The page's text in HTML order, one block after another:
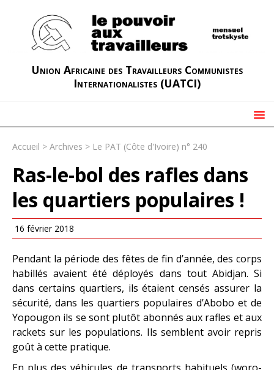
Union Africaine des Travailleurs Communistes
Internationalistes (UATCI)
Accueil > Archives > Le PAT (Côte d'Ivoire) n° 240
Ras-le-bol des rafles dans
les quartiers populaires !
16 février 2018
Pendant la période des fêtes de fin d’année, des corps
habillés avaient été déployés dans tout Abidjan. Si
dans certains quartiers, ils étaient censés assurer la
sécurité, dans les quartiers populaires d’Abobo et de
Yopougon ils se sont plutôt abonnés aux rafles et aux
rackets sur les populations. Ils semblent avoir repris
goût à cette pratique.
En plus des véhicules de transports habituels (woro-